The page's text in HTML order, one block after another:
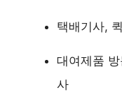
택배기사,
대여제품
사